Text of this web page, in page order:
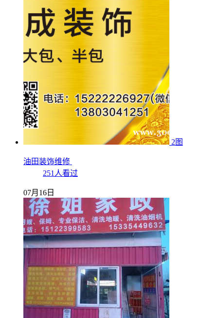
2图
油田装饰维修
251人看过
07月16日